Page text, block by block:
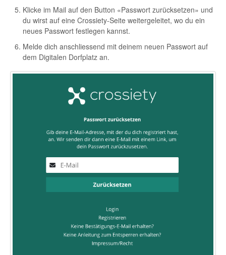
Klicke im Mail auf den Button «Passwort zurücksetzen» und
du wirst auf eine Crossiety-Seite weitergeleitet, wo du ein
neues Passwort festlegen kannst.
Melde dich anschliessend mit deinem neuen Passwort auf
dem Digitalen Dorfplatz an.